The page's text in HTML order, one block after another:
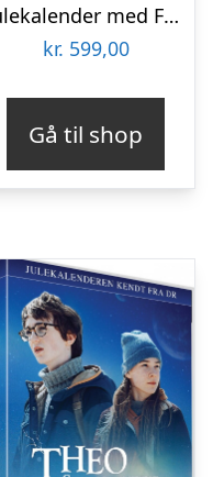
Julekalender med Frysetørret Is
kr. 599,00
Gå til shop